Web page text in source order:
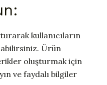
kullanıcıların
Ürün
oluşturmak için
ve faydalı bilgiler